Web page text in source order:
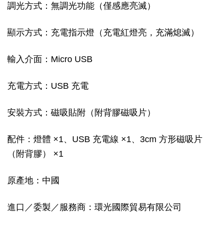
調光方式：無調光功能（僅感應亮滅）
顯示方式：充電指示燈（充電紅燈亮，充滿熄滅）
輸入介面：Micro USB
充電方式：USB 充電
安裝方式：磁吸貼附（附背膠磁吸片）
配件：燈體 ×1、USB 充電線 ×1、3cm 方形磁吸片
（附背膠） ×1
原產地：中國
進口／委製／服務商：環光國際貿易有限公司